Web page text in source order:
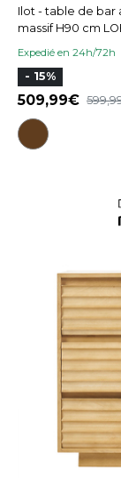
Ilot - table de bar
massif H90 cm
Expedié en 24h/72h
- 15%
509,99